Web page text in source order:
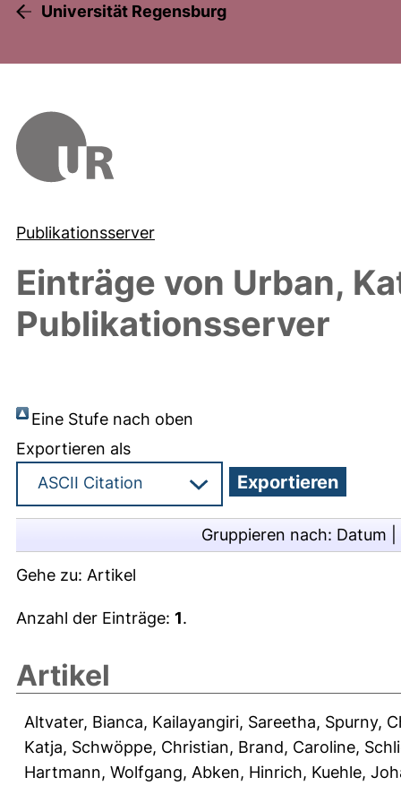
Universität Regensburg
Publikationsserver
Einträge von Urban,
Publikationsserver
Eine Stufe nach oben
Exportieren als
Gruppieren nach: Datum
Gehe zu: Artikel
Anzahl der Einträge: 1.
Artikel
Altvater, Bianca, Kailayangiri, Sareetha, Spurny,
Katja, Schwöppe, Christian, Brand, Caroline,
Hartmann, Wolfgang, Abken, Hinrich, Kuehle,